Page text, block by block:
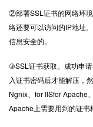
②部署SSL证书的网络环
络还要可以访问的IP地址
信息安全的。
③SSL证书获取。成功申
入证书密码后才能解压，
Ngnix、for IISfor Apache
Apache上需要用到的证书